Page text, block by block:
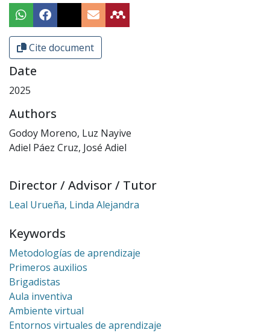
Cite document
Date
2025
Authors
Godoy Moreno, Luz Nayive
Adiel Páez Cruz, José Adiel
Director / Advisor / Tutor
Leal Urueña, Linda Alejandra
Keywords
Metodologías de aprendizaje
Primeros auxilios
Brigadistas
Aula inventiva
Ambiente virtual
Entornos virtuales de aprendizaje